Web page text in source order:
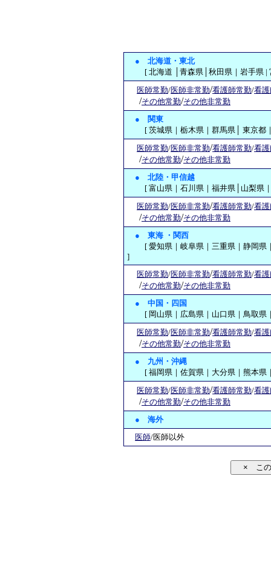
● 北海道・東北
[ 北海道 │青森県│秋田県｜岩手県 |
医師常勤/医師非常勤/看護師常勤/看
/その他常勤/その他非常勤
●
関東
[ 茨城県｜栃木県｜群馬県│ 東京都
医師常勤/医師非常勤/看護師常勤/看
/その他常勤/その他非常勤
● 北陸・甲信越
[ 富山県｜石川県｜福井県│山梨県｜
医師常勤/医師非常勤/看護師常勤/看
/その他常勤/その他非常勤
● 東海 ・関西
[ 愛知県｜岐阜県｜三重県｜静岡県
]
医師常勤/医師非常勤/看護師常勤/看
/その他常勤/その他非常勤
● 中国・四国
[ 岡山県｜広島県｜山口県｜鳥取県
医師常勤/医師非常勤/看護師常勤/看
/その他常勤/その他非常勤
● 九州・沖縄
[ 福岡県｜佐賀県｜大分県｜熊本県
医師常勤/医師非常勤/看護師常勤/看
/その他常勤/その他非常勤
● 海外
医師/医師以外